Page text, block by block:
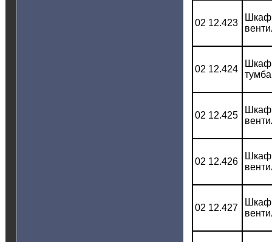
02 12.423
Шкаф
02 12.424
Шкаф
02 12.425
Шкаф
02 12.426
Шкаф
02 12.427
Шкаф